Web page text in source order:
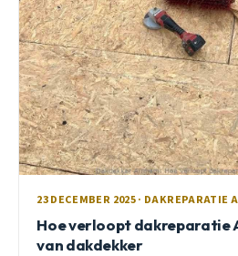
23 DECEMBER 2025 · DAKREPARATIE
Hoe verloopt dakreparatie
van dakdekker